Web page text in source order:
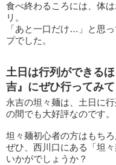
食べ終わるころには、体
リ。
「あと一口だけ…」と思
プでした。
土日は行列ができる
吉』にぜひ行ってみて
永吉の坦々麺は、土日に
の間でも大好評なのです。
坦々麺初心者の方はもちろ
ぜひ、西川口にある「坦
いかがでしょうか？